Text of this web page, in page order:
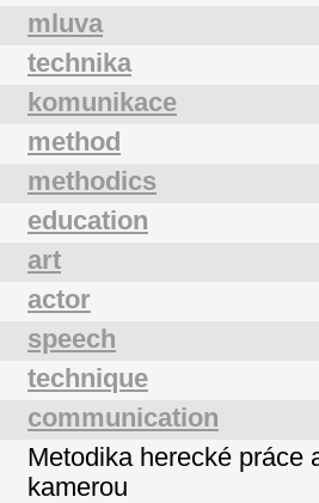
mluva
technika
komunikace
method
methodics
education
art
actor
speech
technique
communication
Metodika herecké práce
kamerou